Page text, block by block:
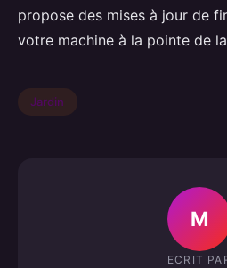
propose des mises à jour de
votre machine à la pointe de
Jardin
M
ECRIT